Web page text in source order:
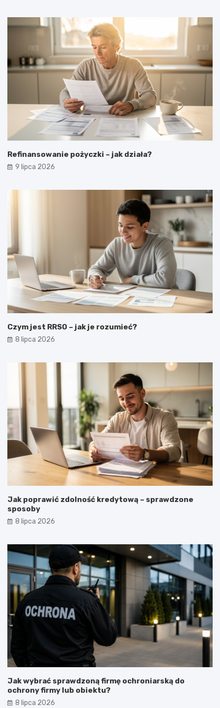
Refinansowanie pożyczki – jak działa?
9 lipca 2026
Czym jest RRSO – jak je rozumieć?
8 lipca 2026
Jak poprawić zdolność kredytową – sprawdzone
sposoby
8 lipca 2026
Jak wybrać sprawdzoną firmę ochroniarską do
ochrony firmy lub obiektu?
8 lipca 2026